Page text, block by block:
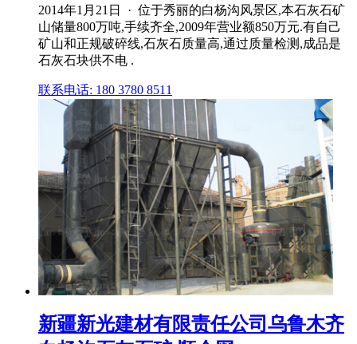
2014年1月21日 · 位于秀丽的白杨沟风景区,本石灰石矿
山储量800万吨,手续齐全,2009年营业额850万元.有自己
矿山和正规破碎线,石灰石质量高,通过质量检测,成品是
石灰石块供不电 .
联系电话: 180 3780 8511
新疆新光建材有限责任公司乌鲁木齐